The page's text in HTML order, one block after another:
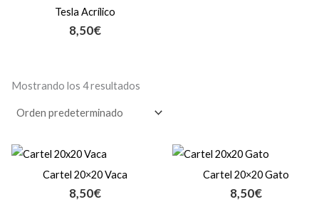
Tesla Acrílico
8,50€
Mostrando los 4 resultados
Cartel 20×20 Vaca
8,50€
Cartel 20×20 Gato
8,50€